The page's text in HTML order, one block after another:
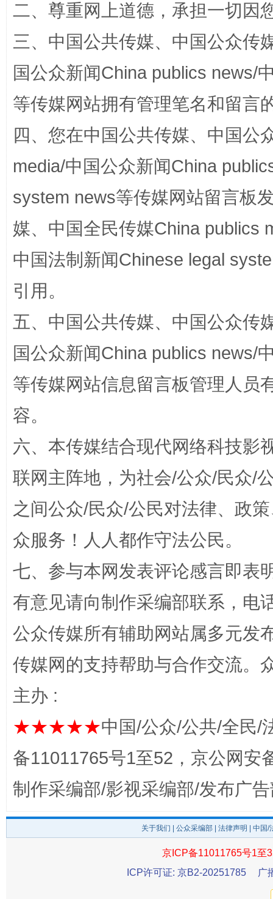
国家大学科技园优化重塑工作
“蜀中异人”王建安的艺术幻境
完善运行机制助力责任有效落实 一纸欠
二、尊重网上道德，承担一切因
三、中国公共传媒、中国公众传
国公众新闻China publics news/
等传媒网站拥有管理笔名和留言
四、您在中国公共传媒、中国公
media/中国公众新闻China
system news等传媒网站留言板
媒、中国全民传媒China publics
中国法制新闻Chinese legal
引用。
五、中国公共传媒、中国公众传
国公众新闻China publics news/
等传媒网站信息留言板管理人员
容。
六、本传媒结合现代网络科技影
联网主阵地，为社会/公众/民众/
之间公众/民众/公民对法律、政
众服务！人人都作守法公民。
七、参与本网发表评论感言即表
有意见请向制作采编部联系，电
公众传媒所有辅助网站属多元发
传媒网的支持帮助与合作交流。
主办 :
★★★★★中国/公众/公共/全民/
备11011765号1至52，京公网安
制作采编部/影视采编部/发布广
关于我们 公众采编部 法律声明 | 中国
京ICP备11011765号1至
ICP许可证: 京B2-20251785
广